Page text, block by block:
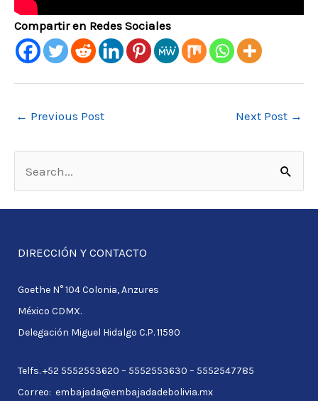
Compartir en Redes Sociales
← Previous Post Next Post →
h
DIRECCIÓN Y CONTACTO
Goethe N° 104 Colonia, Anzures
México CDMX.
Delegación Miguel Hidalgo C.P. 11590
Telfs. +52 5552553620 – 5552553630 – 5552547785
Correo: embajada@embajadadebolivia.mx